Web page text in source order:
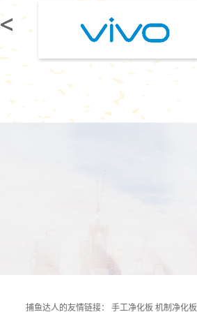
捕鱼达人的友情链接：手工净化板机制净化板